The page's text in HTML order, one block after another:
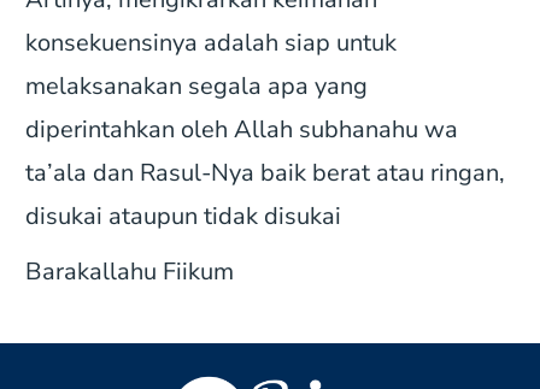
konsekuensinya adalah siap untuk
melaksanakan segala apa yang
diperintahkan oleh Allah subhanahu wa
ta’ala dan Rasul-Nya baik berat atau ringan,
disukai ataupun tidak disukai
Barakallahu Fiikum